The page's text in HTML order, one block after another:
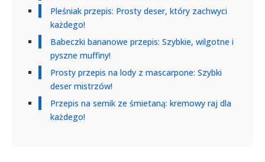
Pleśniak przepis: Prosty deser, który zachwyci
każdego!
Babeczki bananowe przepis: Szybkie, wilgotne i
pyszne muffiny!
Prosty przepis na lody z mascarpone: Szybki
deser mistrzów!
Przepis na sernik ze śmietaną: kremowy raj dla
każdego!